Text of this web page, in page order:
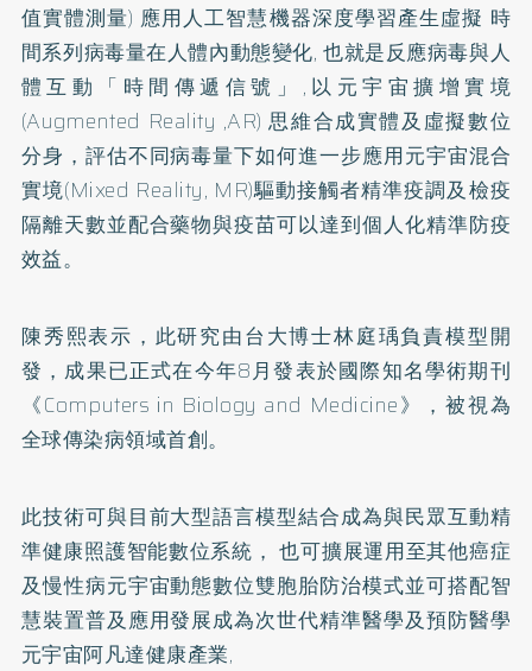
值實體測量) 應用人工智慧機器深度學習產生虛擬 時
間系列病毒量在人體內動態變化, 也就是反應病毒與人
體互動「時間傳遞信號」,以元宇宙擴增實境
(Augmented Reality ,AR) 思維合成實體及虛擬數位
分身，評估不同病毒量下如何進一步應用元宇宙混合
實境(Mixed Reality, MR)驅動接觸者精準疫調及檢疫
隔離天數並配合藥物與疫苗可以達到個人化精準防疫
效益。
陳秀熙表示，此研究由台大博士林庭瑀負責模型開
發，成果已正式在今年8月發表於國際知名學術期刊
《Computers in Biology and Medicine》，被視為
全球傳染病領域首創。
此技術可與目前大型語言模型結合成為與民眾互動精
準健康照護智能數位系統， 也可擴展運用至其他癌症
及慢性病元宇宙動態數位雙胞胎防治模式並可搭配智
慧裝置普及應用發展成為次世代精準醫學及預防醫學
元宇宙阿凡達健康產業,